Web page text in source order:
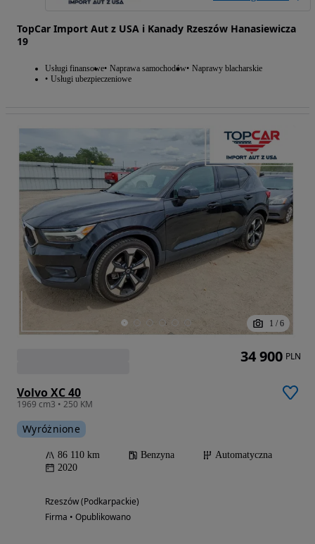
TopCar Import Aut z USA i Kanady Rzeszów Hanasiewicza
19
Usługi finansowe Naprawa samochodów Naprawy blacharskie
Usługi ubezpieczeniowe
1 / 6
Volvo XC 40
1969 cm3 • 250 KM
Wyróżnione
86 110 km Benzyna
Automatyczna
2020
Rzeszów (Podkarpackie)
Firma • Opublikowano
34 900 PLN